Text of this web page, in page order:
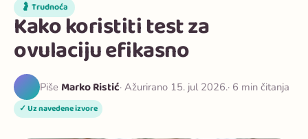
🤰 Trudnoća
Kako koristiti test za
ovulaciju efikasno
Piše Marko Ristić· Ažurirano 15. jul 2026.· 6 min čitanja
✓ Uz navedene izvore